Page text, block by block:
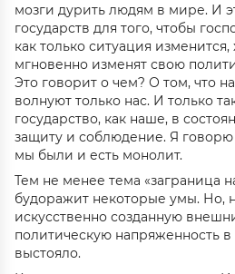
мозги дурить людям в мире. И
государств для того, чтобы
как только ситуация изменится,
мгновенно изменят свою
Это говорит о чем? О том, что
волнуют только нас. И только
государство, как наше, в
защиту и соблюдение. Я говорю
мы были и есть монолит.
Тем не менее тема «заграница
будоражит некоторые умы. Но,
искусственно созданную
политическую напряженность
выстояло.